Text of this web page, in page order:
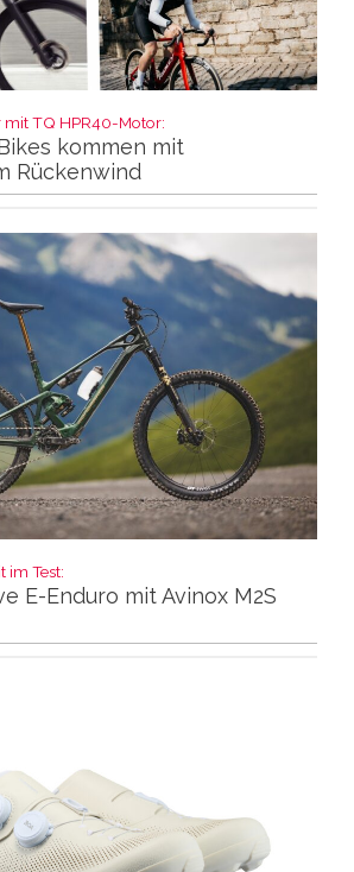
TQ HPR40-Motor:
kommen mit
Rückenwind
im Test:
E-Enduro mit Avinox M2S